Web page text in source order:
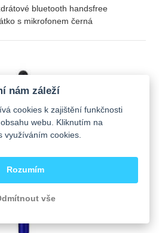
bluetooth handsfree
s mikrofonem černá
nám záleží
cookies k zajištění funkčnosti
webu. Kliknutím na
využíváním cookies.
Rozumím
vše